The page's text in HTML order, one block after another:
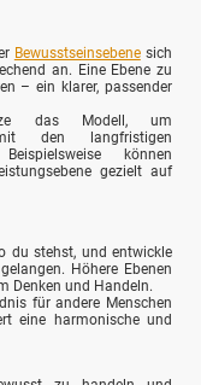
Bewusstseinsebenesich
an. Eine Ebene zu
– ein klarer, passender
das Modell, um
den langfristigen
können
gezielt auf
du stehst, und entwickle
Höhere Ebenen
Denken und Handeln.
für andere Menschen
eine harmonische und